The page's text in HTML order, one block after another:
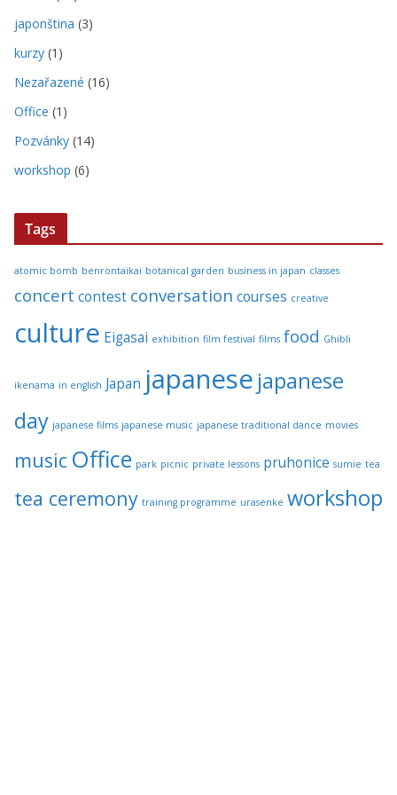
japonština (3)
kurzy (1)
Nezařazené (16)
Office (1)
Pozvánky (14)
workshop (6)
Tags
atomic bomb benrontaikai botanical garden business in japan classes
concert contest conversation courses creative
culture Eigasai exhibition film festival films food Ghibli
ikenama in english Japan japanese japanese
day japanese films japanese music japanese traditional dance movies
music Office park picnic private lessons pruhonice sumie tea
tea ceremony training programme urasenke workshop